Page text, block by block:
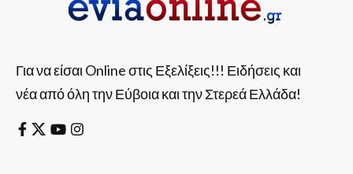
Για να είσαι Online στις Εξελίξεις!!! Ειδήσεις και
νέα από όλη την Εύβοια και την Στερεά Ελλάδα!